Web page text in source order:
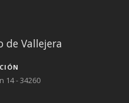
Vallejera
14 - 34260